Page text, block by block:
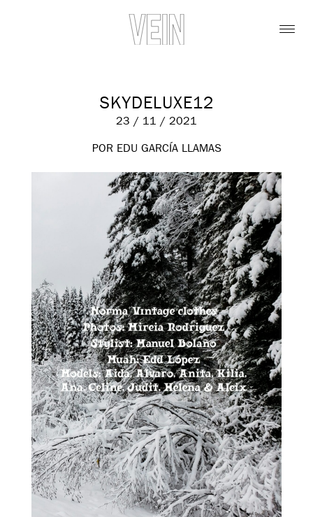
SKYDELUXE12
23 / 11 / 2021
POR EDU GARCÍA LLAMAS